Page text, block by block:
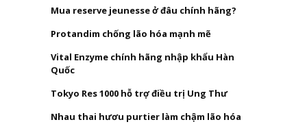
Mua reserve jeunesse ở đâu chính hãng?
Protandim chống lão hóa mạnh mẽ
Vital Enzyme chính hãng nhập khẩu Hàn
Quốc
Tokyo Res 1000 hỗ trợ điều trị Ung Thư
Nhau thai hươu purtier làm chậm lão hóa